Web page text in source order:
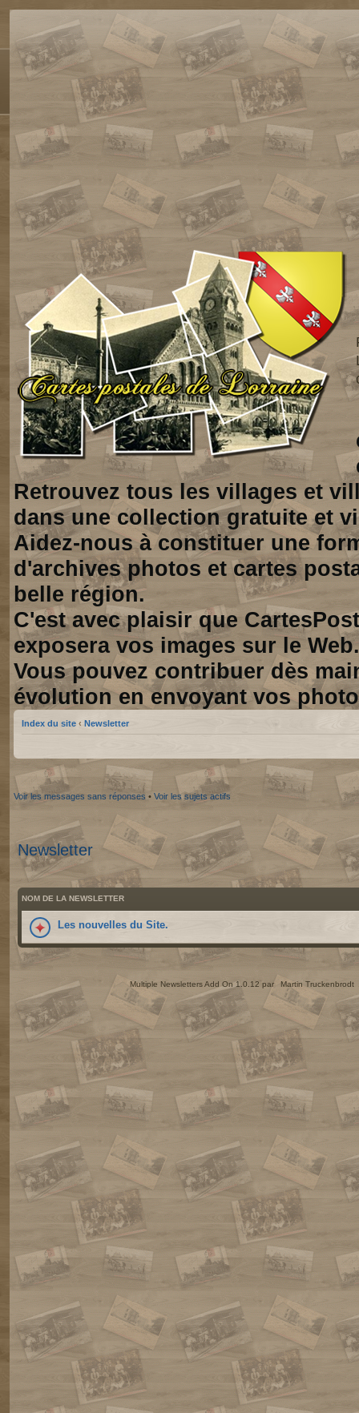
Retrouvez tous les villages et
dans une collection gratuite et
Aidez-nous à constituer une
d'archives photos et cartes
belle région.
C'est avec plaisir que
exposera vos images sur le Web.
Vous pouvez contribuer dès
évolution en envoyant vos
Index du site ‹ Newsletter
Voir les messages sans réponses • Voir les sujets actifs
Newsletter
NOM DE LA NEWSLETTER
Les nouvelles du Site.
Multiple Newsletters Add On 1.0.12 par Martin Truckenbrodt